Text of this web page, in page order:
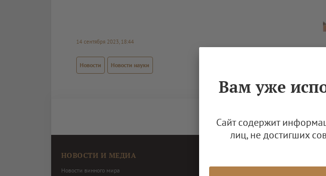
14 сентября 2023, 18:44
Новости Новости науки
НОВОСТИ И МЕДИА
Новости винного мира
Вам уже
Сайт содержит
лиц, не достигших